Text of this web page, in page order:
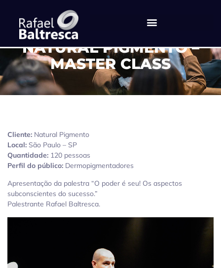
NATURAL PIGMENTO –
MASTER CLASS
Cliente: Natural Pigmento
Local: São Paulo – SP
Quantidade: 120 pessoas
Perfil do público: Dermopigmentadores
Apresentação da palestra “O poder é seu! Os aspectos
subconscientes do sucesso.”
Palestrante Rafael Baltresca.